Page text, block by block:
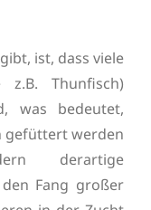
ist, dass viele
Thunfisch)
was bedeutet,
gefüttert werden
derartige
Fang großer